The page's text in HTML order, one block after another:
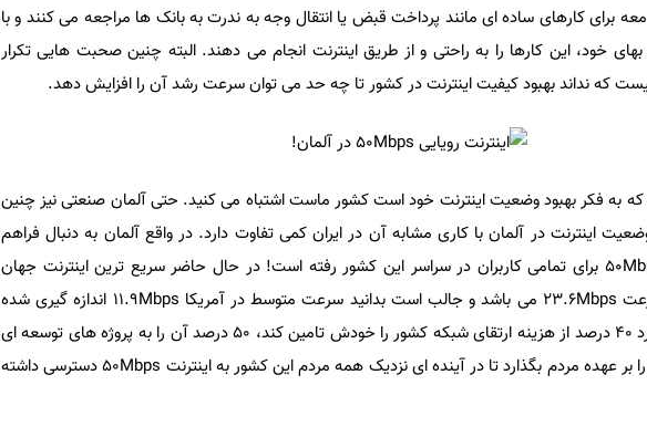
برای کارهای ساده ای مانند پرداخت قبض یا انتقال وجه به ندرت به بانک ها مراجعه می کنند و با
خود، این کارها را به راحتی و از طریق اینترنت انجام می دهند. البته چنین صحبت هایی تکرار
که نداند بهبود کیفیت اینترنت در کشور تا چه حد می توان سرعت رشد آن را افزایش دهد.
که به فکر بهبود وضعیت اینترنت خود است کشور ماست اشتباه می کنید. حتی آلمان صنعتی نیز چنین
اینترنت در آلمان با کاری مشابه آن در ایران کمی تفاوت دارد. در واقع آلمان به دنبال فراهم
کردن اینترنت با سرعت 50Mbps برای تمامی کاربران در سراسر این کشور رفته است! در حال حاضر سریع ترین اینترنت جهان
متعلق به کره جنوبی با سرعت 23.6Mbps می باشد و جالب است بدانید سرعت متوسط در آمریکا 11.9Mbps اندازه گیری شده
است. دولت آلمان قصد دارد 40 درصد از هزینه ارتقای شبکه کشور را خودش تامین کند، 50 درصد آن را به پروژه های توسعه ای
واگذار کرده و تنها 10 درصد را بر عهده مردم بگذارد تا در آینده ای نزدیک همه مردم این کشور به اینترنت 50Mbps دسترسی داشته